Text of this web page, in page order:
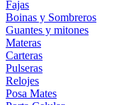
Fajas
Boinas y Sombreros
Guantes y mitones
Materas
Carteras
Pulseras
Relojes
Posa Mates